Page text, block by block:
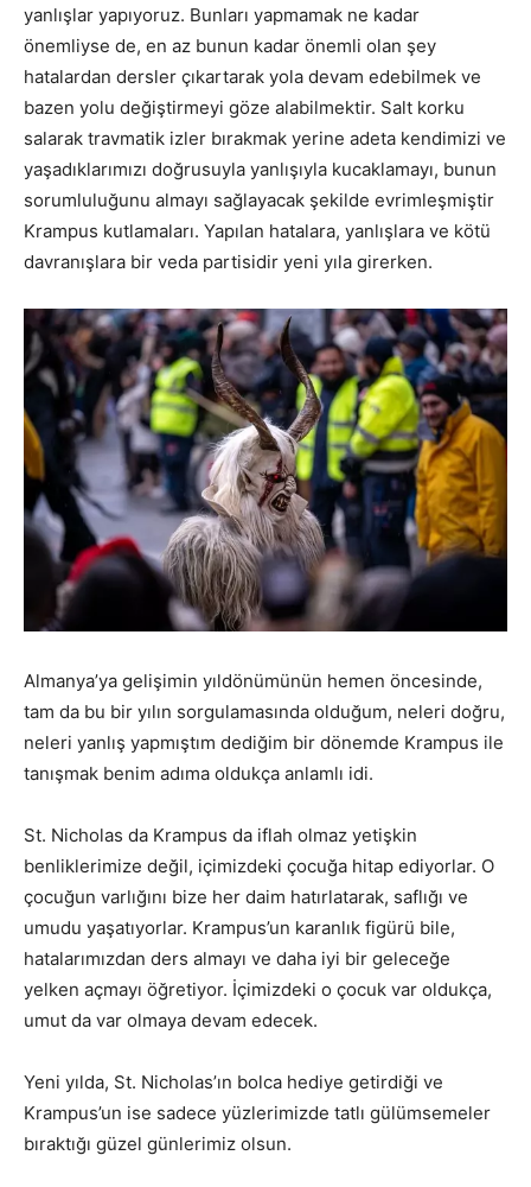
yanlışlar yapıyoruz. Bunları yapmamak ne kadar
önemliyse de, en az bunun kadar önemli olan şey
hatalardan dersler çıkartarak yola devam edebilmek ve
bazen yolu değiştirmeyi göze alabilmektir. Salt korku
salarak travmatik izler bırakmak yerine adeta kendimizi ve
yaşadıklarımızı doğrusuyla yanlışıyla kucaklamayı, bunun
sorumluluğunu almayı sağlayacak şekilde evrimleşmiştir
Krampus kutlamaları. Yapılan hatalara, yanlışlara ve kötü
davranışlara bir veda partisidir yeni yıla girerken.
Almanya’ya gelişimin yıldönümünün hemen öncesinde,
tam da bu bir yılın sorgulamasında olduğum, neleri doğru,
neleri yanlış yapmıştım dediğim bir dönemde Krampus ile
tanışmak benim adıma oldukça anlamlı idi.
St. Nicholas da Krampus da iflah olmaz yetişkin
benliklerimize değil, içimizdeki çocuğa hitap ediyorlar. O
çocuğun varlığını bize her daim hatırlatarak, saflığı ve
umudu yaşatıyorlar. Krampus’un karanlık figürü bile,
hatalarımızdan ders almayı ve daha iyi bir geleceğe
yelken açmayı öğretiyor. İçimizdeki o çocuk var oldukça,
umut da var olmaya devam edecek.
Yeni yılda, St. Nicholas’ın bolca hediye getirdiği ve
Krampus’un ise sadece yüzlerimizde tatlı gülümsemeler
bıraktığı güzel günlerimiz olsun.